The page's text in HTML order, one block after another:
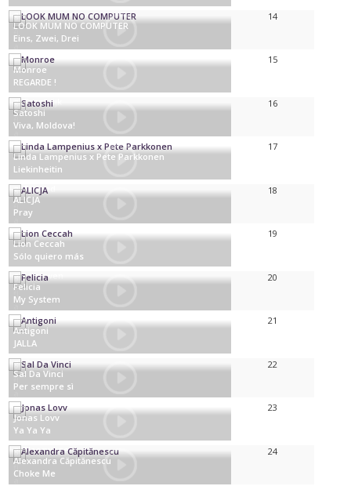
Kroatië
Verenigd Koninkrijk
LOOK MUM NO COMPUTER
Eins, Zwei, Drei
14
Frankrijk
Monroe
REGARDE !
15
Moldavië
Satoshi
Viva, Moldova!
16
Finland
Linda Lampenius x Pete Parkkonen
Liekinheitin
17
Polen
ALICJA
Pray
18
Litouwen
Lion Ceccah
Sólo quiero más
19
Zweden
Felicia
My System
20
Cyprus
Antigoni
JALLA
21
Italië
Sal Da Vinci
Per sempre sì
22
Noorwegen
Jonas Lovv
Ya Ya Ya
23
Alexandra Căpitănescu
Choke Me
24